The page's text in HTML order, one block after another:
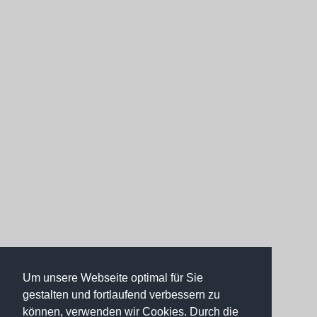
Um unsere Webseite optimal für Sie
gestalten und fortlaufend verbessern zu
können, verwenden wir Cookies. Durch die